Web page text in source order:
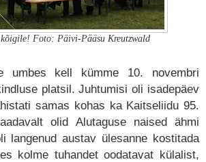
Foto: Päivi-Pääsu Kreutzwald
umbes kell kümme 10. novembri
platsil. Juhtumisi oli isadepäev
samas kohas ka Kaitseliidu 95.
olid Alutaguse naised ähmi
langenud austav ülesanne kostitada
kolme tuhandet oodatavat külalist,